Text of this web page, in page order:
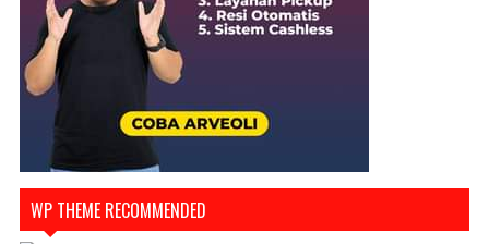
WP THEME RECOMMENDED